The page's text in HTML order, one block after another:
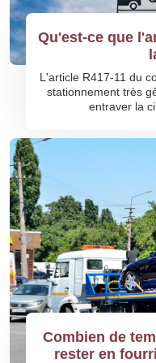
Qu'est-ce que
L'article R417-11 du
stationnement très
entraver la
Combien de
rester en